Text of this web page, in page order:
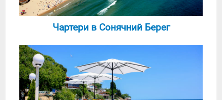
Чартери в Сонячний Берег